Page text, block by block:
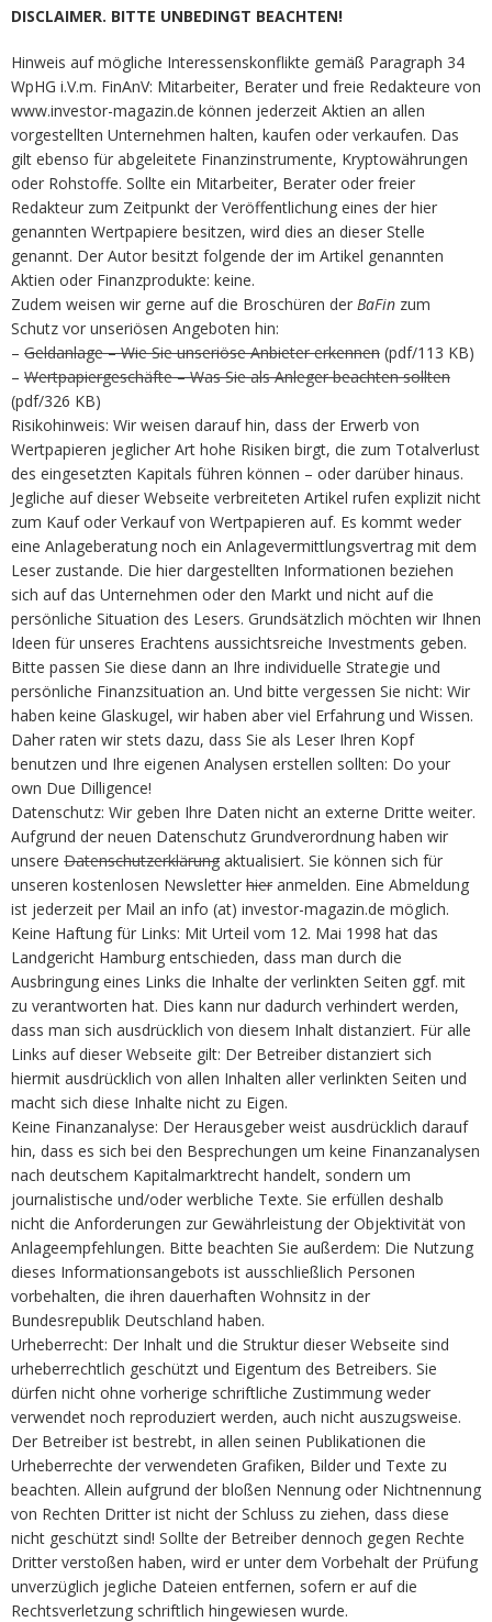
DISCLAIMER. BITTE UNBEDINGT BEACHTEN!
Hinweis auf mögliche Interessenskonflikte gemäß Paragraph 34
WpHG i.V.m. FinAnV: Mitarbeiter, Berater und freie Redakteure von
www.investor-magazin.de können jederzeit Aktien an allen
vorgestellten Unternehmen halten, kaufen oder verkaufen. Das
gilt ebenso für abgeleitete Finanzinstrumente, Kryptowährungen
oder Rohstoffe. Sollte ein Mitarbeiter, Berater oder freier
Redakteur zum Zeitpunkt der Veröffentlichung eines der hier
genannten Wertpapiere besitzen, wird dies an dieser Stelle
genannt. Der Autor besitzt folgende der im Artikel genannten
Aktien oder Finanzprodukte: keine.
Zudem weisen wir gerne auf die Broschüren der BaFin zum
Schutz vor unseriösen Angeboten hin:
– Geldanlage – Wie Sie unseriöse Anbieter erkennen (pdf/113 KB)
– Wertpapiergeschäfte – Was Sie als Anleger beachten sollten
(pdf/326 KB)
Risikohinweis: Wir weisen darauf hin, dass der Erwerb von
Wertpapieren jeglicher Art hohe Risiken birgt, die zum Totalverlust
des eingesetzten Kapitals führen können – oder darüber hinaus.
Jegliche auf dieser Webseite verbreiteten Artikel rufen explizit nicht
zum Kauf oder Verkauf von Wertpapieren auf. Es kommt weder
eine Anlageberatung noch ein Anlagevermittlungsvertrag mit dem
Leser zustande. Die hier dargestellten Informationen beziehen
sich auf das Unternehmen oder den Markt und nicht auf die
persönliche Situation des Lesers. Grundsätzlich möchten wir Ihnen
Ideen für unseres Erachtens aussichtsreiche Investments geben.
Bitte passen Sie diese dann an Ihre individuelle Strategie und
persönliche Finanzsituation an. Und bitte vergessen Sie nicht: Wir
haben keine Glaskugel, wir haben aber viel Erfahrung und Wissen.
Daher raten wir stets dazu, dass Sie als Leser Ihren Kopf
benutzen und Ihre eigenen Analysen erstellen sollten: Do your
own Due Dilligence!
Datenschutz: Wir geben Ihre Daten nicht an externe Dritte weiter.
Aufgrund der neuen Datenschutz Grundverordnung haben wir
unsere Datenschutzerklärung aktualisiert. Sie können sich für
unseren kostenlosen Newsletter hier anmelden. Eine Abmeldung
ist jederzeit per Mail an info (at) investor-magazin.de möglich.
Keine Haftung für Links: Mit Urteil vom 12. Mai 1998 hat das
Landgericht Hamburg entschieden, dass man durch die
Ausbringung eines Links die Inhalte der verlinkten Seiten ggf. mit
zu verantworten hat. Dies kann nur dadurch verhindert werden,
dass man sich ausdrücklich von diesem Inhalt distanziert. Für alle
Links auf dieser Webseite gilt: Der Betreiber distanziert sich
hiermit ausdrücklich von allen Inhalten aller verlinkten Seiten und
macht sich diese Inhalte nicht zu Eigen.
Keine Finanzanalyse: Der Herausgeber weist ausdrücklich darauf
hin, dass es sich bei den Besprechungen um keine Finanzanalysen
nach deutschem Kapitalmarktrecht handelt, sondern um
journalistische und/oder werbliche Texte. Sie erfüllen deshalb
nicht die Anforderungen zur Gewährleistung der Objektivität von
Anlageempfehlungen. Bitte beachten Sie außerdem: Die Nutzung
dieses Informationsangebots ist ausschließlich Personen
vorbehalten, die ihren dauerhaften Wohnsitz in der
Bundesrepublik Deutschland haben.
Urheberrecht: Der Inhalt und die Struktur dieser Webseite sind
urheberrechtlich geschützt und Eigentum des Betreibers. Sie
dürfen nicht ohne vorherige schriftliche Zustimmung weder
verwendet noch reproduziert werden, auch nicht auszugsweise.
Der Betreiber ist bestrebt, in allen seinen Publikationen die
Urheberrechte der verwendeten Grafiken, Bilder und Texte zu
beachten. Allein aufgrund der bloßen Nennung oder Nichtnennung
von Rechten Dritter ist nicht der Schluss zu ziehen, dass diese
nicht geschützt sind! Sollte der Betreiber dennoch gegen Rechte
Dritter verstoßen haben, wird er unter dem Vorbehalt der Prüfung
unverzüglich jegliche Dateien entfernen, sofern er auf die
Rechtsverletzung schriftlich hingewiesen wurde.